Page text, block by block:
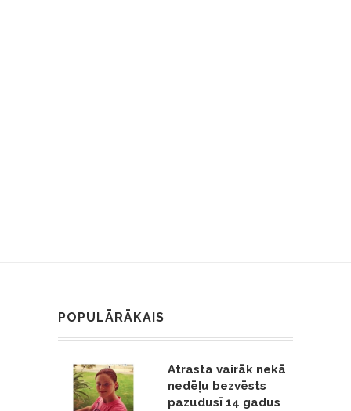
POPULĀRĀKAIS
Atrasta vairāk nekā
nedēļu bezvēsts
pazudusī 14 gadus